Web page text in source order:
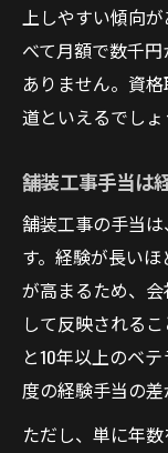
上しやすい傾向
べて月額で数千
ありません。資
道といえるでしょ
舗装工事手当は
舗装工事の手当
す。経験が長い
が高まるため、
して反映される
と10年以上のベ
度の経験手当の差
ただし、単に年